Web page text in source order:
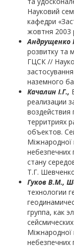
Науковий
кафедри
жовтня 2003
Андрущенко
розвитку та
ГЦСК //
наземного
Качалин І.Г.,
реализации
воздействия
территриях
объектов.
Міжнародної
небезпечних
стану
Т.Г.
Гуков В.М.,
технологии
группа, как
Міжнародної
небезпечних